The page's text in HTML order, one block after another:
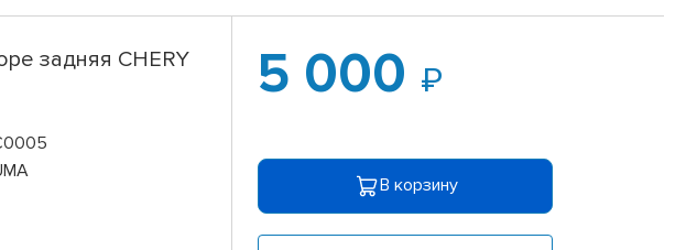
задняя CHERY
5 000
В корзину